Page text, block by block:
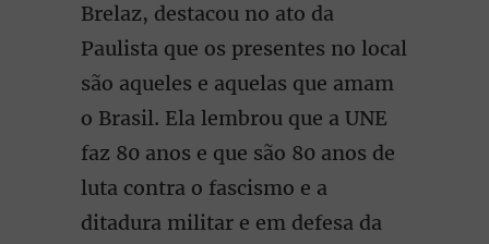
Brelaz, destacou no ato da
Paulista que os presentes no local
são aqueles e aquelas que amam
o Brasil. Ela lembrou que a UNE
faz 80 anos e que são 80 anos de
luta contra o fascismo e a
ditadura militar e em defesa da